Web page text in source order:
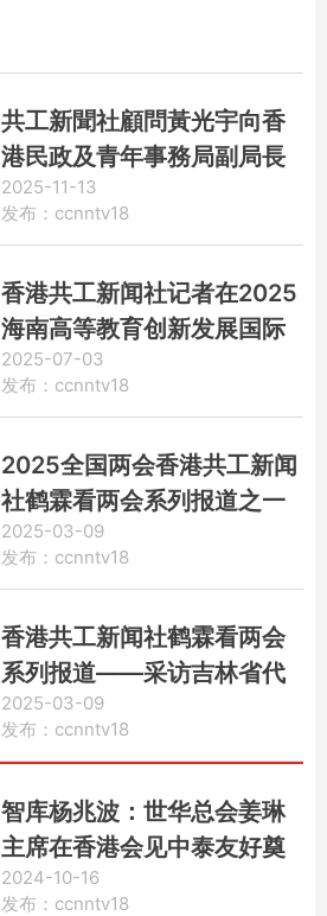
共工新聞社顧問黃光宇向香
港民政及青年事務局副局長
梁宏正贈刊
2025-11-13
发布：ccnntv18
香港共工新闻社记者在2025
海南高等教育创新发展国际
论坛新闻发布会上提问
2025-07-03
发布：ccnntv18
2025全国两会香港共工新闻
社鹤霖看两会系列报道之一
2025-03-09
发布：ccnntv18
香港共工新闻社鹤霖看两会
系列报道——采访吉林省代
表团
2025-03-09
发布：ccnntv18
智库杨兆波：世华总会姜琳
主席在香港会见中泰友好奠
基人泰国亲王素博巴莫先生
2024-10-16
发布：ccnntv18